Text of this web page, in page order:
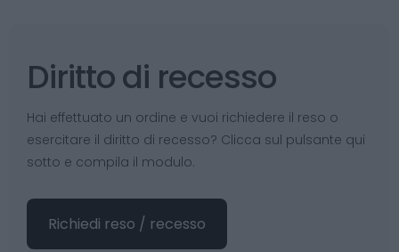
Diritto di recesso
Hai effettuato un ordine e vuoi richiedere il reso o
esercitare il diritto di recesso? Clicca sul pulsante qui
sotto e compila il modulo.
Richiedi reso / recesso